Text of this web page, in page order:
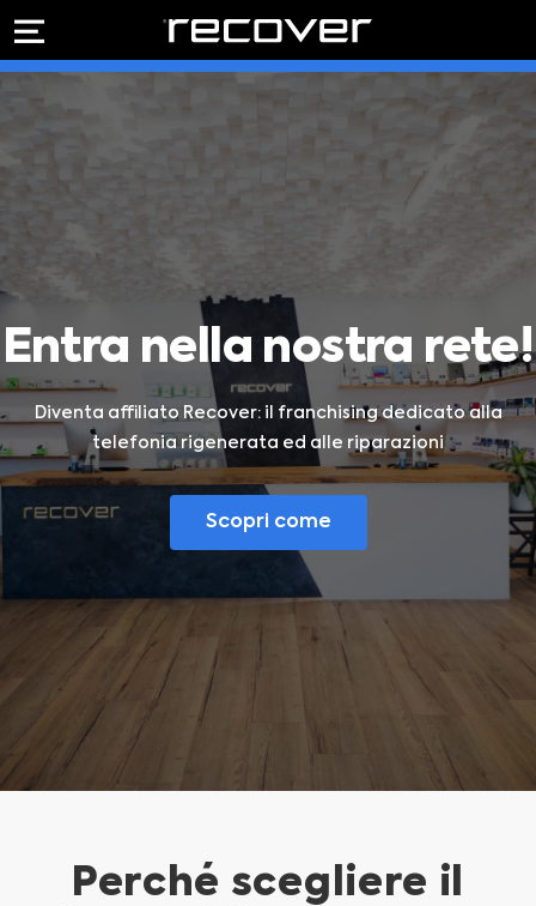
Preventivo online
Shop online
ACQUISTA IPHONE
Rivenditori B2B
RIVENDITORI B2B
FRANCHISING
Contatti
PADOVA
PREVENTIVO
Preventivo
RIPARAZIONE
Entra nella nostra rete!
Diventa affiliato Recover: il franchising dedicato alla
telefonia rigenerata ed alle riparazioni
Scopri come
Perché scegliere il